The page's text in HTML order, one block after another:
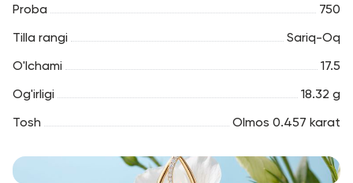
Proba 750
Tilla rangi Sariq-Oq
O'lchami 17.5
Og'irligi 18.32 g
Tosh Olmos 0.457 karat